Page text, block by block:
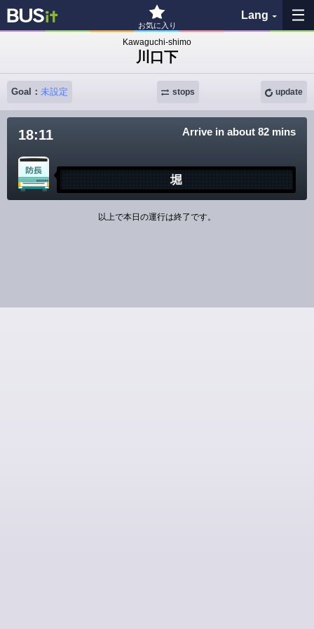
お気に入り
Lang
My Favorites
History
See the map
各バス会社リンク先
Kawaguchi-shimo
川口下
Goal： 未設定 update
stops
18:11 Arrive in about 82 mins
堀
以上で本日の運行は終了です。